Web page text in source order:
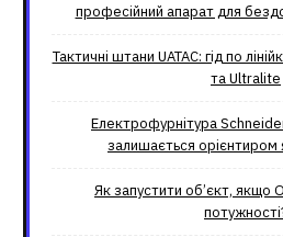
професійний апарат для
Тактичні штани UATAC: гід по
та Ultralite
Електрофурнітура
залишається орієнтиром
Як запустити об’єкт, якщо